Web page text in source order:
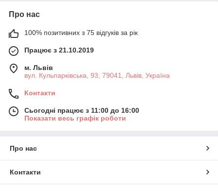
Про нас
100% позитивних з 75 відгуків за рік
Працює з 21.10.2019
м. Львів
вул. Кульпарківська, 93, 79041, Львів, Україна
Контакти
Сьогодні працює з 11:00 до 16:00
Показати весь графік роботи
Про нас
Контакти